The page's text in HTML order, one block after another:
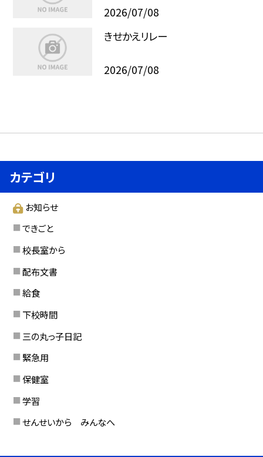
2026/07/08
きせかえリレー
2026/07/08
カテゴリ
お知らせ
できごと
校長室から
配布文書
給食
下校時間
三の丸っ子日記
緊急用
保健室
学習
せんせいから みんなへ